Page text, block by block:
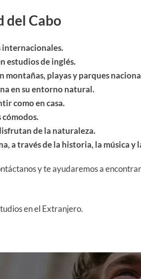
del Cabo
internacionales.
estudios de inglés.
montañas, playas y parques
en su entorno natural.
como en casa.
de la naturaleza.
a través de la historia, la música y
y te ayudaremos a
en el Extranjero.